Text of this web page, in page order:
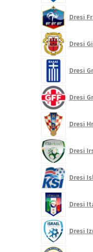
Dresi
Dresi
Dresi
Dresi
Dresi
Dresi
Dresi
Dresi
Dresi